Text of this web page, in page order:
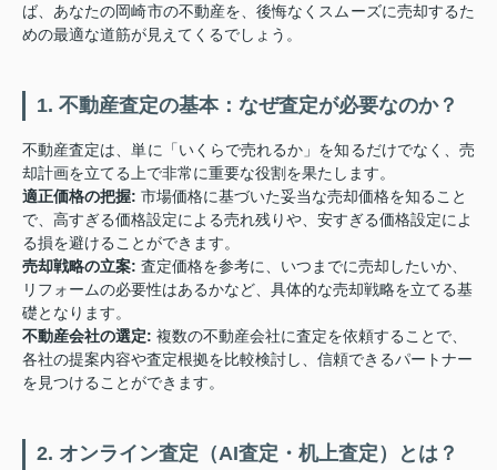
ば、あなたの岡崎市の不動産を、後悔なくスムーズに売却するた
めの最適な道筋が見えてくるでしょう。
1. 不動産査定の基本：なぜ査定が必要なのか？
不動産査定は、単に「いくらで売れるか」を知るだけでなく、売
却計画を立てる上で非常に重要な役割を果たします。
適正価格の把握: 市場価格に基づいた妥当な売却価格を知ること
で、高すぎる価格設定による売れ残りや、安すぎる価格設定によ
る損を避けることができます。
売却戦略の立案: 査定価格を参考に、いつまでに売却したいか、
リフォームの必要性はあるかなど、具体的な売却戦略を立てる基
礎となります。
不動産会社の選定: 複数の不動産会社に査定を依頼することで、
各社の提案内容や査定根拠を比較検討し、信頼できるパートナー
を見つけることができます。
2. オンライン査定（AI査定・机上査定）とは？